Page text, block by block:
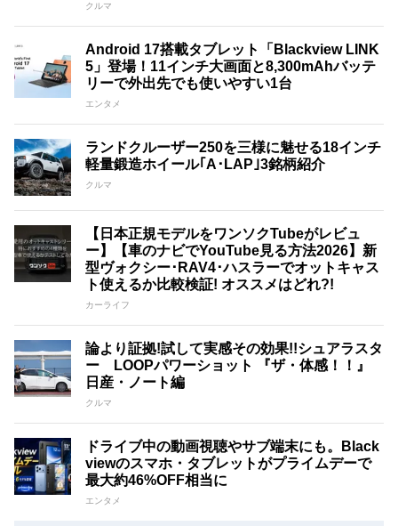
クルマ
Android 17搭載タブレット「Blackview LINK
5」登場！11インチ大画面と8,300mAhバッテ
リーで外出先でも使いやすい1台
エンタメ
ランドクルーザー250を三様に魅せる18インチ
軽量鍛造ホイール｢A･LAP｣3銘柄紹介
クルマ
【日本正規モデルをワンソクTubeがレビュ
ー】【車のナビでYouTube見る方法2026】新
型ヴォクシー･RAV4･ハスラーでオットキャス
ト使えるか比較検証! オススメはどれ?!
カーライフ
論より証拠!試して実感その効果!!シュアラスタ
ー LOOPパワーショット 『ザ・体感！！』
日産・ノート編
クルマ
ドライブ中の動画視聴やサブ端末にも。Black
viewのスマホ・タブレットがプライムデーで
最大約46%OFF相当に
エンタメ